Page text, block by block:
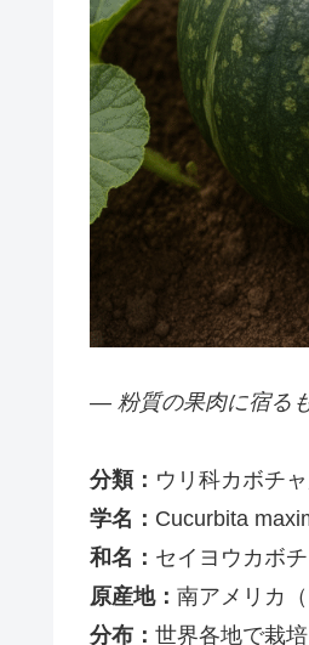
― 粉質の果肉に宿る
分類： ウリ科カボチ
学名： Cucurbita
和名： セイヨウカボチ
原産地： 南アメリカ
分布： 世界各地で栽